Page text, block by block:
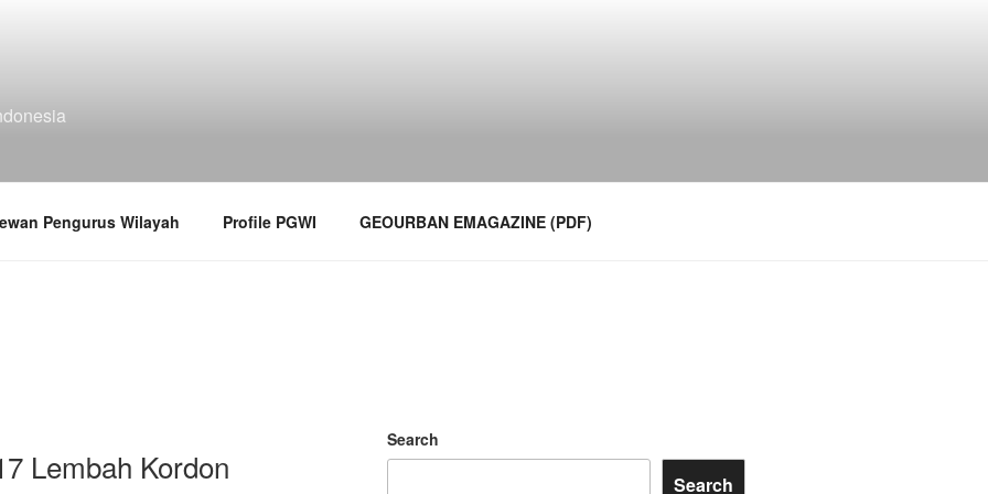
Pengurus Wilayah Profile PGWI GEOURBAN EMAGAZINE (PDF)
Lembah Kordon
Search
Search